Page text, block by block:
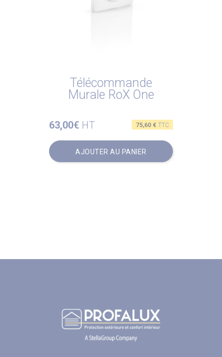
Télécommande
Murale RoX One
63,00€ HT Prix
75,60 € TTC
AJOUTER AU PANIER